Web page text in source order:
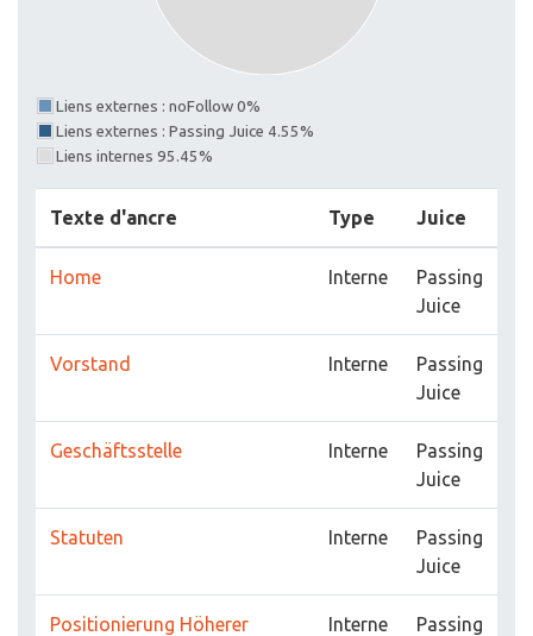
Liens externes : noFollow 0%
Liens externes : Passing Juice 4.55%
Liens internes 95.45%
Texte d'ancre Type Juice
Home Interne
Passing
Juice
Vorstand Interne
Passing
Juice
Geschäftsstelle Interne
Passing
Juice
Statuten Interne
Passing
Juice
Positionierung Höherer
Interne
Passing